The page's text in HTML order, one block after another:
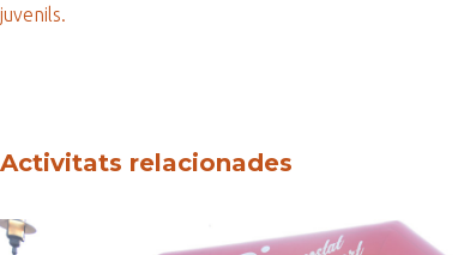
juvenils.
Activitats relacionades